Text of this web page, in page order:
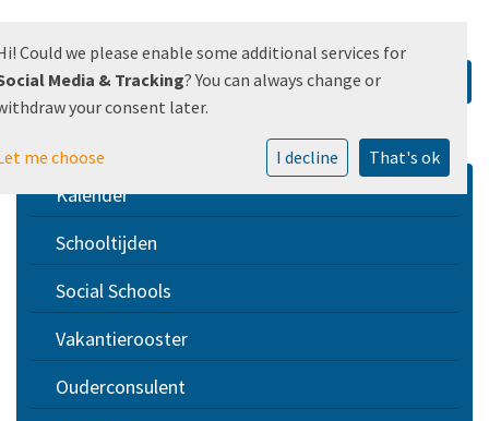
Kalender
Schooltijden
Social Schools
Vakantierooster
Ouderconsulent
Could we please enable some additional services for
Media & Tracking? You can always change or
your consent later.
me choose I decline That's ok